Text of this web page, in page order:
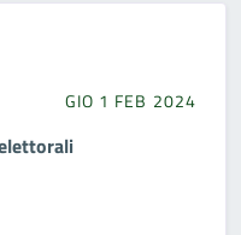
GIO 1 FEB 2024